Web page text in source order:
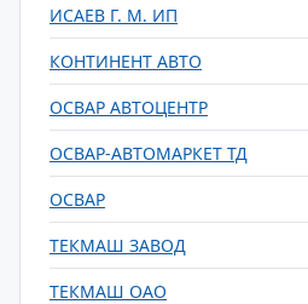
ИСАЕВ Г. М. ИП
КОНТИНЕНТ АВТО
ОСВАР АВТОЦЕНТР
ОСВАР-АВТОМАРКЕТ ТД
ОСВАР
ТЕКМАШ ЗАВОД
ТЕКМАШ ОАО